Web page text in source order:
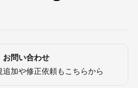
お問い合わせ
加や修正依頼もこちらから